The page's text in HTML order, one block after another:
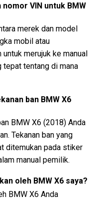
VIN untuk BMW
merek dan model
mobil atau
merujuk ke manual
tepat tentang di mana
ban BMW X6
BMW X6 (2018) Anda
Tekanan ban yang
ditemukan pada stiker
manual pemilik.
oleh BMW X6 saya?
BMW X6 Anda